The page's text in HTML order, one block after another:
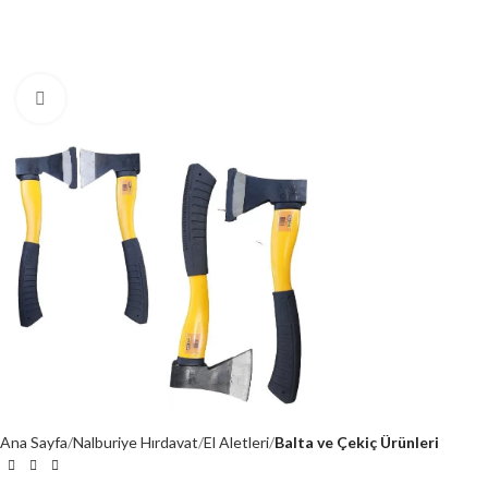
Ana Sayfa Nalburiye Hırdavat El Aletleri Balta ve Çekiç Ürünleri